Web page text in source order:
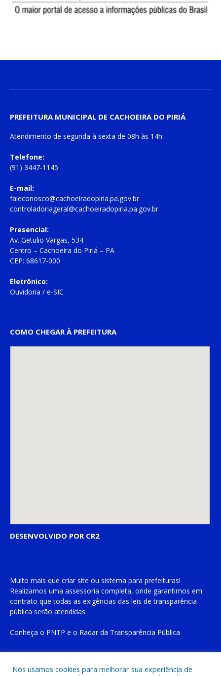
PREFEITURA MUNICIPAL DE CACHOEIRA DO PIRIÁ
Atendimento de segunda à sexta de 08h às 14h
Telefone:
(91) 3447-1145
E-mail:
faleconosco@cachoeiradopiria.pa.gov.br
controladoriageral@cachoeiradopiria.pa.gov.br
Presencial:
Av. Getulio Vargas, 534
Centro – Cachoeira do Piriá – PA
CEP: 68617-000
Eletrônico:
Ouvidoria / e-SIC
COMO CHEGAR À PREFEITURA
DESENVOLVIDO POR CR2
Muito mais que criar site ou sistema para prefeituras!
Realizamos uma assessoria completa, onde garantimos em
contrato que todas as exigências das leis de transparência
pública serão atendidas.
Conheça o PNTP e o Radar da Transparência Pública
Nós usamos cookies para melhorar sua experiência de